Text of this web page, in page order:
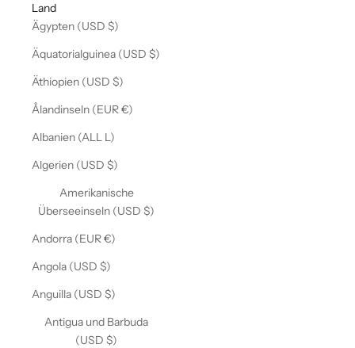
Land
Ägypten (USD $)
Äquatorialguinea (USD $)
Äthiopien (USD $)
Ålandinseln (EUR €)
Albanien (ALL L)
Algerien (USD $)
Amerikanische
Überseeinseln (USD $)
Andorra (EUR €)
Angola (USD $)
Anguilla (USD $)
Antigua und Barbuda
(USD $)